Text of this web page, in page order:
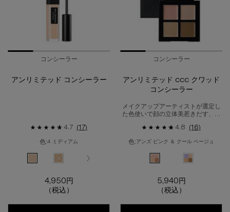
コンシーラー
アンリミテッド コンシーラー
4.7 (17)
色:4 ミディアム
色を選択してください
4 ミディアム のカラー アンリミテッド コンシーラー、1/5
選択済み
商品バリエーションは在庫切れです, 5 ミディアム のカラー
選択済み
商品バリエーションは在庫切れです, 6 ミディアム
商品バリエーションは在庫切れです, 7
選択済み
商品バリエーションは在庫切れ
4,950円
（税込）
コンシーラー
アンリミテッド ccc クワッド
コンシーラー
メイクアップアーティストが選定し
た色使いで顔の立体美惹きだす、ア
ラー4.8 (16)
色: アンズ ピンク ＆ クール ベージュ
色を選択してください
{1} の場合
選択済み
アンズ ピンク ＆ クール
選択済み
スミレモーヴ
5,940円
（税込）